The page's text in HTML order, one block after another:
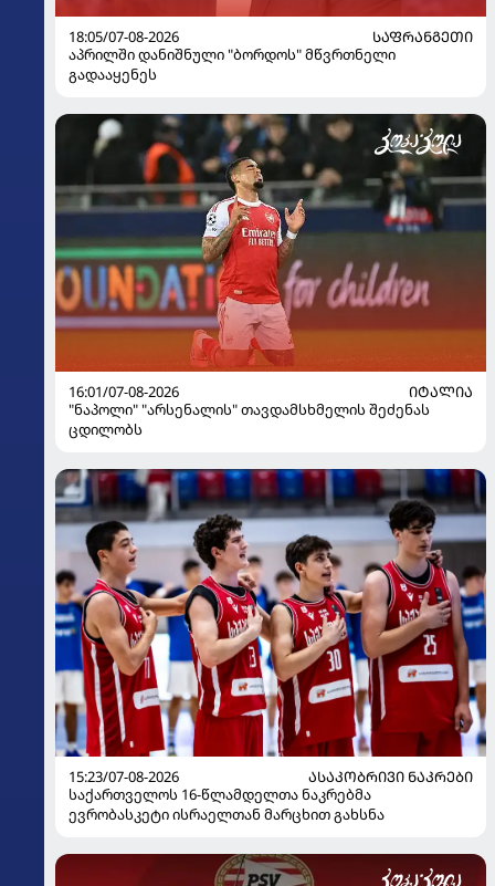
18:05/07-08-2026
ᲡᲐᲤᲠᲐᲜᲒᲔᲗᲘ
აპრილში დანიშნული "ბორდოს" მწვრთნელი
გადააყენეს
16:01/07-08-2026
ᲘᲢᲐᲚᲘᲐ
"ნაპოლი" "არსენალის" თავდამსხმელის შეძენას
ცდილობს
15:23/07-08-2026
ᲐᲡᲐᲙᲝᲑᲠᲘᲕᲘ ᲜᲐᲙᲠᲔᲑᲘ
საქართველოს 16-წლამდელთა ნაკრებმა
ევრობასკეტი ისრაელთან მარცხით გახსნა